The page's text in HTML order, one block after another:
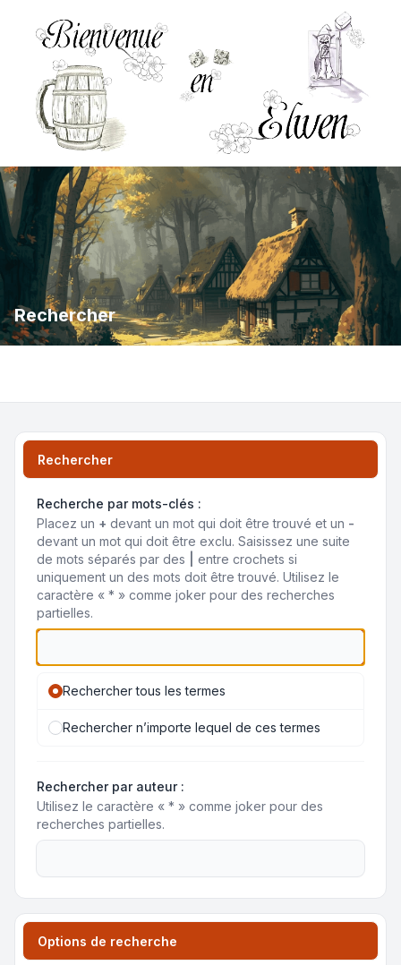
Rechercher
Rechercher
Recherche par mots-clés :
Placez un + devant un mot qui doit être trouvé et un -
devant un mot qui doit être exclu. Saisissez une suite
de mots séparés par des
entre crochets si
uniquement un des mots doit être trouvé. Utilisez le
caractère « * » comme joker pour des recherches
partielles.
Rechercher tous les termes
Rechercher n’importe lequel de ces termes
Rechercher par auteur :
Utilisez le caractère « * » comme joker pour des
recherches partielles.
Options de recherche